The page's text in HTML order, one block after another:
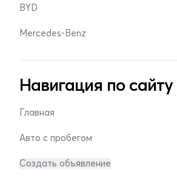
BYD
Mercedes-Benz
Навигация по
Главная
Авто с пробегом
Создать объявление